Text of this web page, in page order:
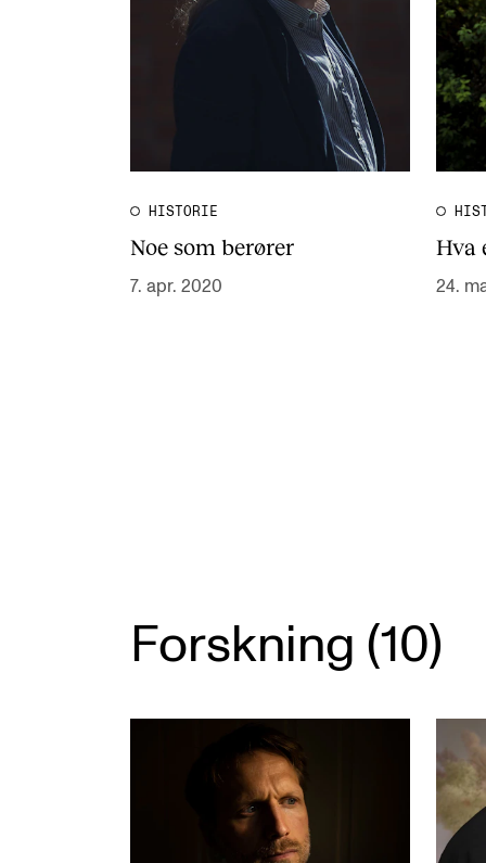
HISTORIE
Noe som berører
7. apr. 2020
Hva
24.
Forskning (10)